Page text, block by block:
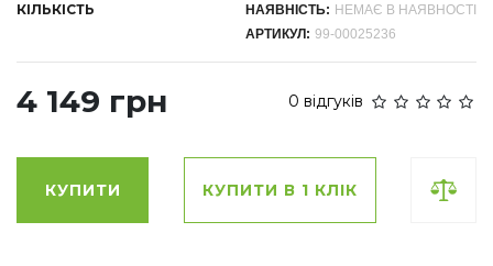
КІЛЬКІСТЬ НАЯВНІСТЬ: НЕМАЄ В НАЯВНОСТІ
АРТИКУЛ: 99-00025236
4 149 грн 0 відгуків
КУПИТИ КУПИТИ В 1 КЛІК